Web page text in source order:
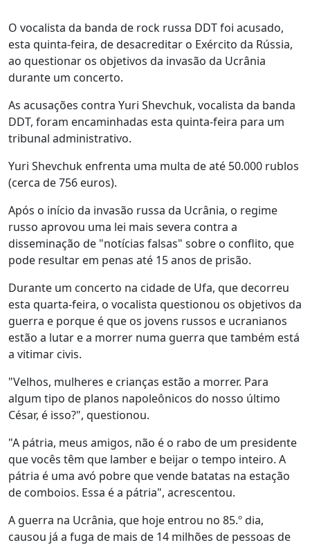
O vocalista da banda de rock russa DDT foi acusado,
esta quinta-feira, de desacreditar o Exército da Rússia,
ao questionar os objetivos da invasão da Ucrânia
durante um concerto.
As acusações contra Yuri Shevchuk, vocalista da banda
DDT, foram encaminhadas esta quinta-feira para um
tribunal administrativo.
Yuri Shevchuk enfrenta uma multa de até 50.000 rublos
(cerca de 756 euros).
Após o início da invasão russa da Ucrânia, o regime
russo aprovou uma lei mais severa contra a
disseminação de "notícias falsas" sobre o conflito, que
pode resultar em penas até 15 anos de prisão.
Durante um concerto na cidade de Ufa, que decorreu
esta quarta-feira, o vocalista questionou os objetivos da
guerra e porque é que os jovens russos e ucranianos
estão a lutar e a morrer numa guerra que também está
a vitimar civis.
"Velhos, mulheres e crianças estão a morrer. Para
algum tipo de planos napoleônicos do nosso último
César, é isso?", questionou.
"A pátria, meus amigos, não é o rabo de um presidente
que vocês têm que lamber e beijar o tempo inteiro. A
pátria é uma avó pobre que vende batatas na estação
de comboios. Essa é a pátria", acrescentou.
A guerra na Ucrânia, que hoje entrou no 85.º dia,
causou já a fuga de mais de 14 milhões de pessoas de